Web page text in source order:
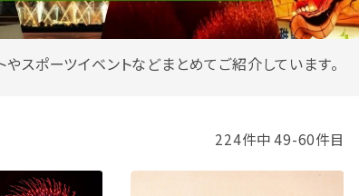
スポーツイベントなどまとめてご紹介しています。
224件中 49-60件目